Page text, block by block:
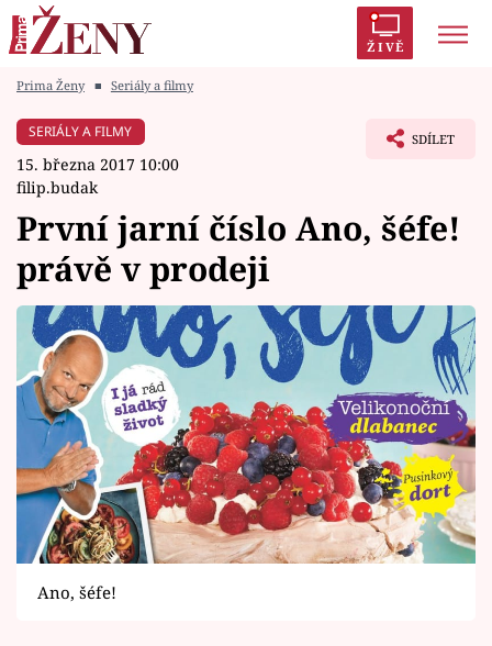
ŽIVĚ
Módní alarm
Témata
Celebrity
Vztahy
Seriály
Horoskopy
Sledujte prima+
Filmový festival Karlovy Vary
Prima Ženy ■ Seriály a filmy
SERIÁLY A FILMY
15. března 2017 10:00
filip.budak
SDÍLET
První jarní číslo Ano, šéfe!
právě v prodeji
Ano, šéfe!